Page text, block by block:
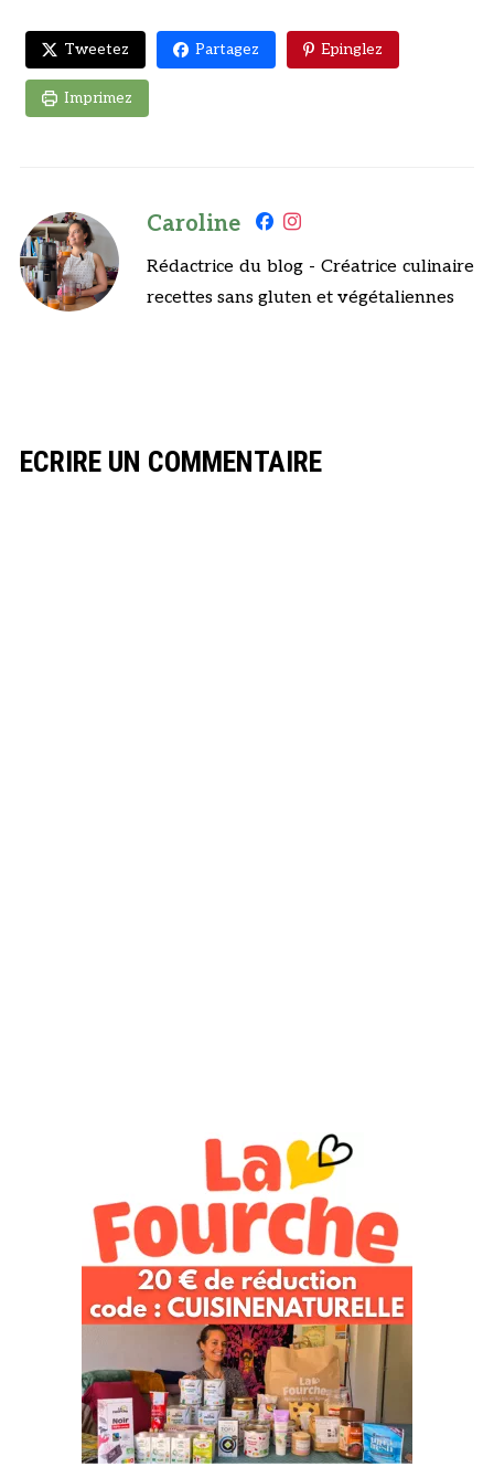
Tweetez Partagez Epinglez
Imprimez
Caroline
Rédactrice du blog - Créatrice culinaire
recettes sans gluten et végétaliennes
ECRIRE UN COMMENTAIRE